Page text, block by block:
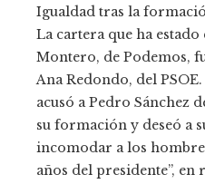
Igualdad tras la
La cartera que ha
Montero, de Podemos,
Ana Redondo, del
acusó a Pedro Sánchez
su formación y deseó a
incomodar a los
años del presidente”, en